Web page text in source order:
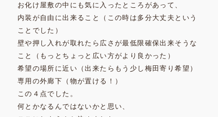
お化け屋敷の中にも気に入ったところがあって、
内装が自由に出来ること（この時は多分大丈夫という
ことでした）
壁や押し入れが取れたら広さが最低限確保出来そうな
こと（もっとちょっと広い方がより良かった）
希望の場所に近い（出来たらもう少し梅田寄り希望）
専用の外廊下（物が置ける！）
この４点でした。
何とかなるんではないかと思い、